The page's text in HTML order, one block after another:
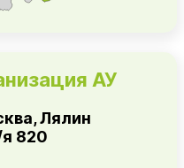
АУ
Лялин
я 820